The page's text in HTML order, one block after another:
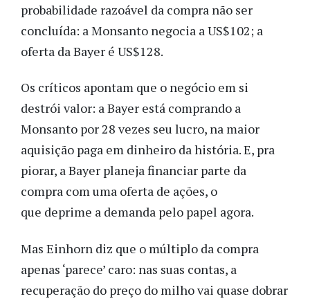
probabilidade razoável da compra não ser
concluída: a Monsanto negocia a US$102; a
oferta da Bayer é US$128.
Os críticos apontam que o negócio em si
destrói valor: a Bayer está comprando a
Monsanto por 28 vezes seu lucro, na maior
aquisição paga em dinheiro da história. E, pra
piorar, a Bayer planeja financiar parte da
compra com uma oferta de ações, o
que deprime a demanda pelo papel agora.
Mas Einhorn diz que o múltiplo da compra
apenas ‘parece’ caro: nas suas contas, a
recuperação do preço do milho vai quase dobrar